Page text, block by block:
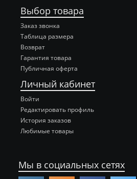
Выбор товара
Заказ звонка
Таблица размера
Возврат
Гарантия товара
Публичная оферта
Личный кабинет
Войти
Редактировать профиль
История заказов
Любимые товары
Мы в социальных сетях